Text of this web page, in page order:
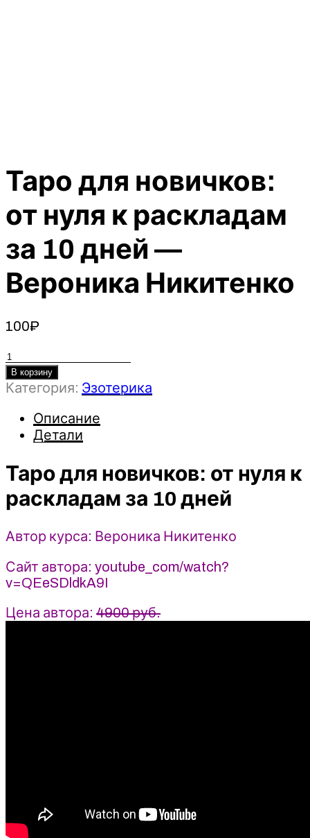
Таро для новичков:
от нуля к раскладам
за 10 дней —
Вероника Никитенко
100₽
Количество
товара
Таро
новичков:
к
раскладам
за
дней
Вероника
Никитенко
В корзину
Категория: Эзотерика
Описание
Детали
Таро для новичков: от нуля к
раскладам за 10 дней
Автор курса: Вероника Никитенко
Сайт автора: youtube_com/watch?
v=QEeSDldkA9I
Цена автора: 4900 руб.